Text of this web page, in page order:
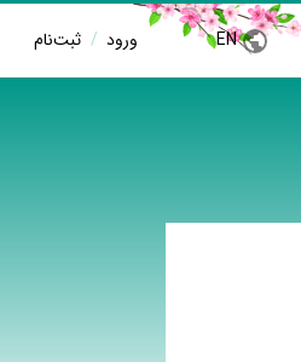
EN ورود / ثبت‌نام